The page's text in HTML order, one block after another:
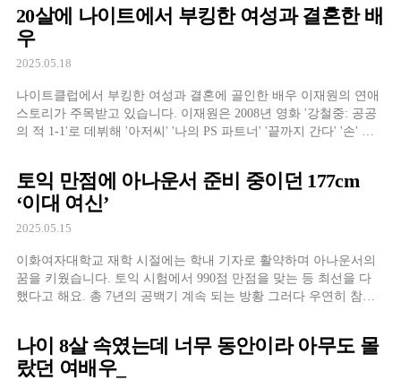
스2' '땐뽀걸즈' '의사
20살에 나이트에서 부킹한 여성과 결혼한 배
우
2025.05.18
나이트클럽에서 부킹한 여성과 결혼에 골인한 배우 이재원의 연애
스토리가 주목받고 있습니다. 이재원은 2008년 영화 '강철중: 공공
의 적 1-1'로 데뷔해 '아저씨' '나의 PS 파트너' '끝까지 간다' '손' 등
토익 만점에 아나운서 준비 중이던 177cm
‘이대 여신’
2025.05.15
이화여자대학교 재학 시절에는 학내 기자로 활약하며 아나운서의
꿈을 키웠습니다. 토익 시험에서 990점 만점을 맞는 등 최선을 다
했다고 해요. 총 7년의 공백기 계속 되는 방황 그러다 우연히 참가
니다. 진로에 대
나이 8살 속였는데 너무 동안이라 아무도 몰
랐던 여배우_